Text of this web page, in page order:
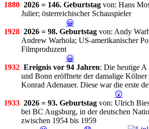
1880 2026 = 146. Geburtstag von: Hans
Julier; österreichischer Schauspieler
😀
1928 2026 = 98. Geburtstag von: Andy
Andrew Warhola; US-amerikanischer
Filmproduzent
😀
1932 Ereignis vor 94 Jahren: Die heutige
und Bonn eröffnete der damalige Kölner
Konrad Adenauer. Diese war die erste
😲
1933 2026 = 93. Geburtstag von: Ulrich
bei BC Augsburg, in der deutschen
zwischen 1954 bis 1959